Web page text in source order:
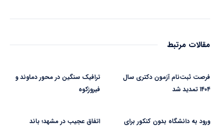
مقالات مرتبط
فرصت ثبت‌نام آزمون دکتری سال
۱۴۰۴ تمدید شد
ترافیک سنگین در محور دماوند و
فیروزکوه
ورود به دانشگاه بدون کنکور برای
اتفاق عجیب در مشهد؛ باند